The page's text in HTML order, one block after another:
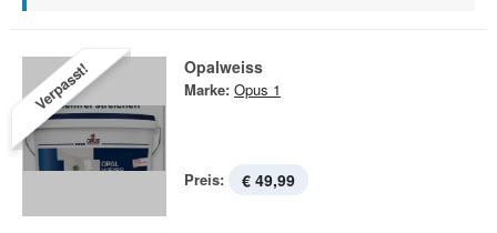
Verpasst! Opalweiss
Marke: Opus 1
Preis: € 49,99